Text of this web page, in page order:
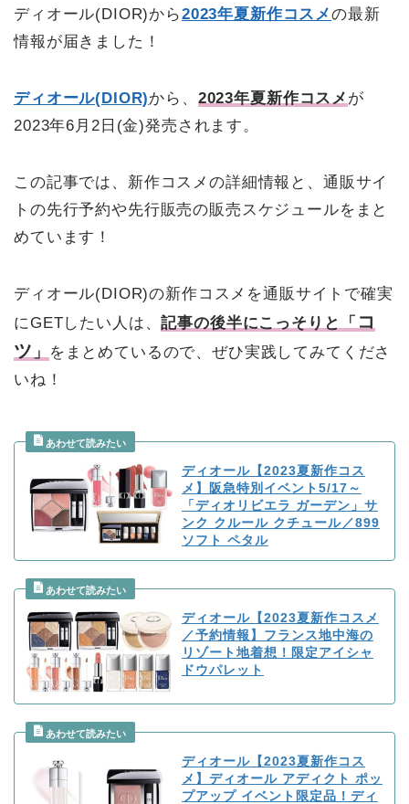
ディオール(DIOR)から2023年夏新作コスメの最新
情報が届きました！
ディオール(DIOR)から、 2023年夏新作コスメ が
2023年6月2日(金)発売されます。
この記事では、新作コスメの詳細情報と、通販サイ
トの先行予約や先行販売の販売スケジュールをまと
めています！
ディオール(DIOR)の新作コスメを通販サイトで確実
にGETしたい人は、記事の後半にこっそりと「 コ
ツ 」
をまとめているので、ぜひ実践してみてくださ
いね！
ディオール【2023夏新作コス
メ】阪急特別イベント5/17～
「ディオリビエラ ガーデン」サ
ンク クルール クチュール／899
ソフト ペタル
ディオール【2023夏新作コスメ
／予約情報】フランス地中海の
リゾート地着想！限定アイシャ
ドウパレット
ディオール【2023夏新作コス
メ】ディオール アディクト ポッ
プアップ イベント限定品！ディ